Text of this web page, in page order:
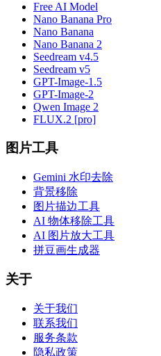
Free AI Model
Nano Banana Pro
Nano Banana
Nano Banana 2
Seedream v4.5
Seedream v5
GPT-Image-1.5
GPT-Image-2
Qwen Image 2
FLUX.2 [pro]
图片工具
Gemini 水印去除
背景移除
图片描边工具
AI 物体移除工具
AI 图片放大工具
拼豆画生成器
关于
关于我们
联系我们
服务条款
隐私政策